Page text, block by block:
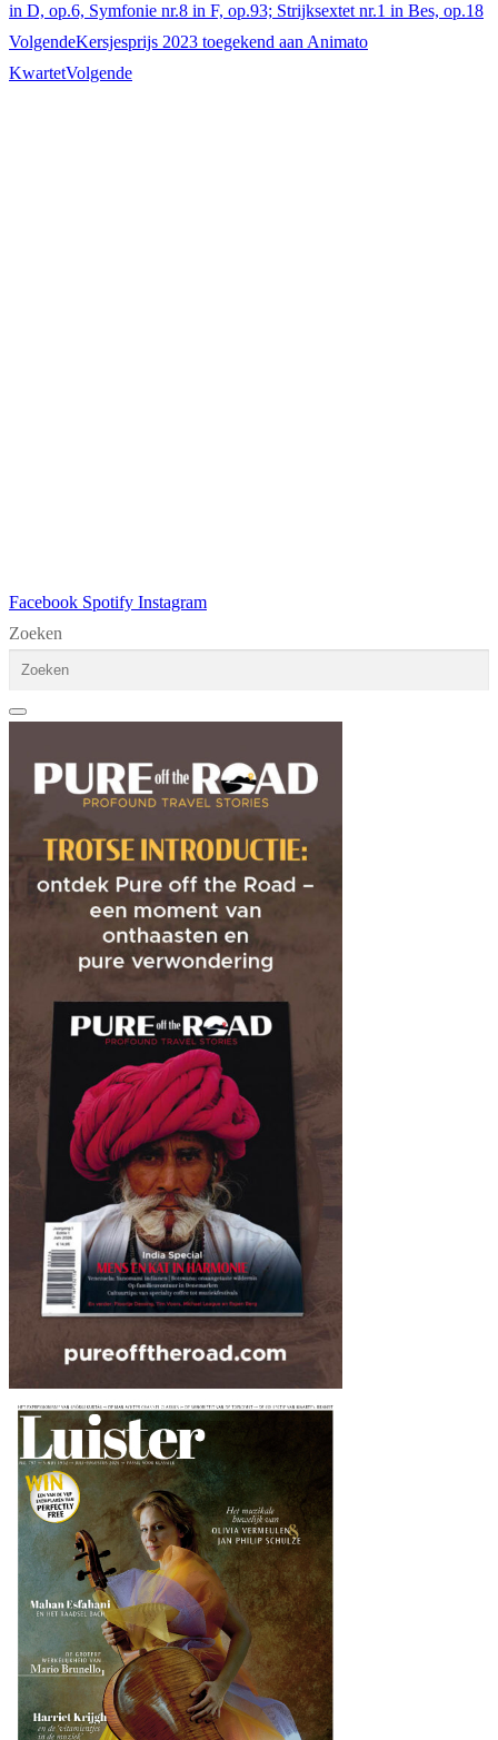
in D, op.6, Symfonie nr.8 in F, op.93; Strijksextet nr.1 in Bes, op.18
VolgendeKersjesprijs 2023 toegekend aan Animato
KwartetVolgende
Facebook Spotify Instagram
Zoeken